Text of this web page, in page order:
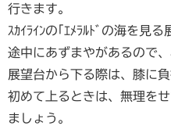
行きます。
ｽｶｲﾗｲﾝの｢ｴﾒﾗﾙﾄﾞの海を見る
途中にあずまやがあるので
展望台から下る際は、膝に負
初めて上るときは、無理を
ましょう。